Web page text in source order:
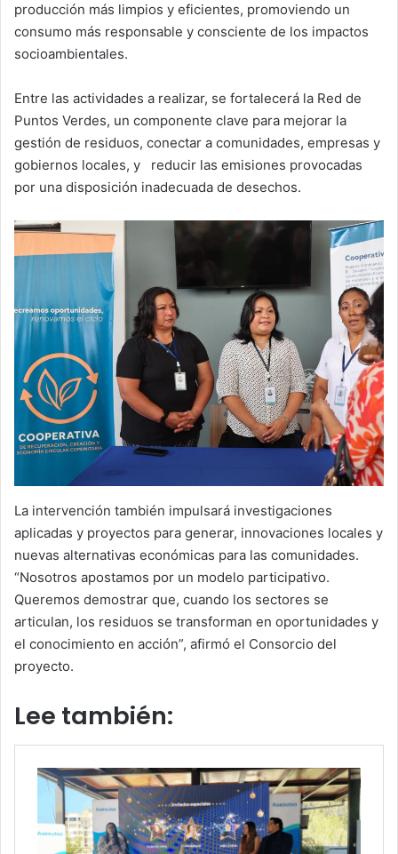
producción más limpios y eficientes, promoviendo un
consumo más responsable y consciente de los impactos
socioambientales.
Entre las actividades a realizar, se fortalecerá la Red de
Puntos Verdes, un componente clave para mejorar la
gestión de residuos, conectar a comunidades, empresas y
gobiernos locales, y reducir las emisiones provocadas
por una disposición inadecuada de desechos.
La intervención también impulsará investigaciones
aplicadas y proyectos para generar, innovaciones locales y
nuevas alternativas económicas para las comunidades.
“Nosotros apostamos por un modelo participativo.
Queremos demostrar que, cuando los sectores se
articulan, los residuos se transforman en oportunidades y
el conocimiento en acción”, afirmó el Consorcio del
proyecto.
Lee también: